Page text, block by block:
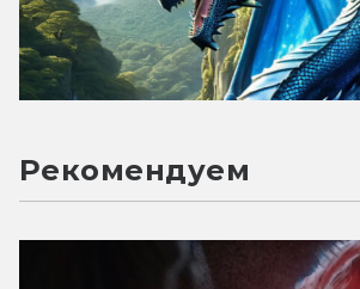
Рекомендуем